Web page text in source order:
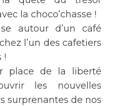
la choco’chasse !
autour d’un café
l’un des cafetiers
!
place de la liberté
les nouvelles
surprenantes de nos